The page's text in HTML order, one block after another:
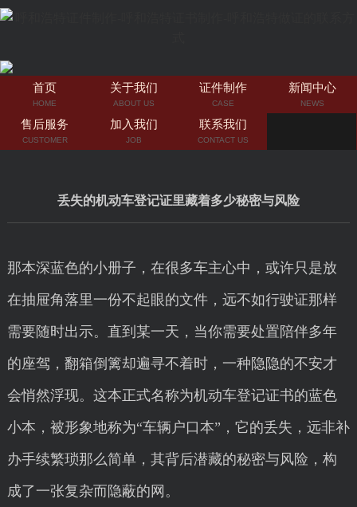
首页
HOME
关于我们
ABOUT US
证件制作
CASE
新闻中心
NEWS
售后服务
CUSTOMER
加入我们
JOB
联系我们
CONTACT US
丢失的机动车登记证里藏着多少秘密与风险
那本深蓝色的小册子，在很多车主心中，或许只是放
在抽屉角落里一份不起眼的文件，远不如行驶证那样
需要随时出示。直到某一天，当你需要处置陪伴多年
的座驾，翻箱倒篱却遍寻不着时，一种隐隐的不安才
会悄然浮现。这本正式名称为机动车登记证书的蓝色
小本，被形象地称为“车辆户口本”，它的丢失，远非补
办手续繁琐那么简单，其背后潜藏的秘密与风险，构
成了一张复杂而隐蔽的网。